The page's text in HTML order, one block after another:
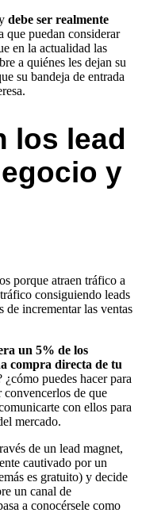
debe ser realmente
que puedan considerar
en la actualidad las
a quiénes les dejan su
su bandeja de entrada
los lead
y
porque atraen tráfico a
consiguiendo leads
de incrementar las ventas
un 5% de los
compra directa de tu
puedes hacer para
de que
con ellos para
mercado.
de un lead magnet,
cautivado por un
es gratuito) y decide
un canal de
a conocérsele como